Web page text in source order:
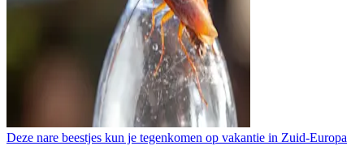
Deze nare beestjes kun je tegenkomen op vakantie in Zuid-Europa